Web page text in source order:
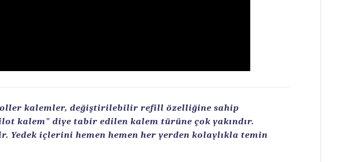
kalemler, değiştirilebilir refill özelliğine sahip
kalem" diye tabir edilen kalem türüne çok yakındır.
içlerini hemen hemen her yerden kolaylıkla temin